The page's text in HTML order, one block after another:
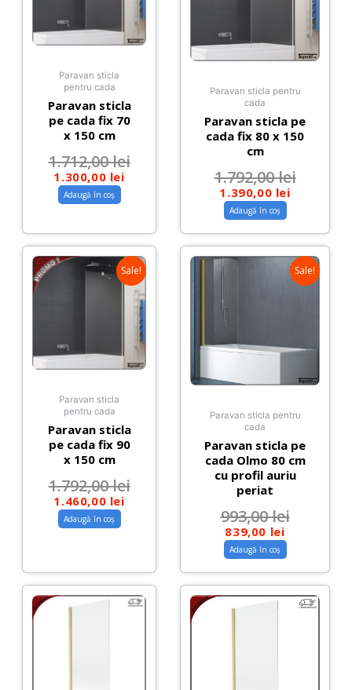
Paravan sticla
pentru cada
Paravan sticla
pe cada fix 70
x 150 cm
1.712,00lei
1.300,00 lei
Adaugă în coș
Paravan sticla pentru
cada
Paravan sticla pe
cada fix 80 x 150
cm
1.792,00lei
1.390,00 lei
Adaugă în coș
Sale!
Paravan sticla
pentru cada
Paravan sticla
pe cada fix 90
x 150 cm
1.792,00lei
1.460,00 lei
Adaugă în coș
Sale!
Paravan sticla pentru
cada
Paravan sticla pe
cada Olmo 80 cm
cu profil auriu
periat
993,00lei
839,00 lei
Adaugă în coș